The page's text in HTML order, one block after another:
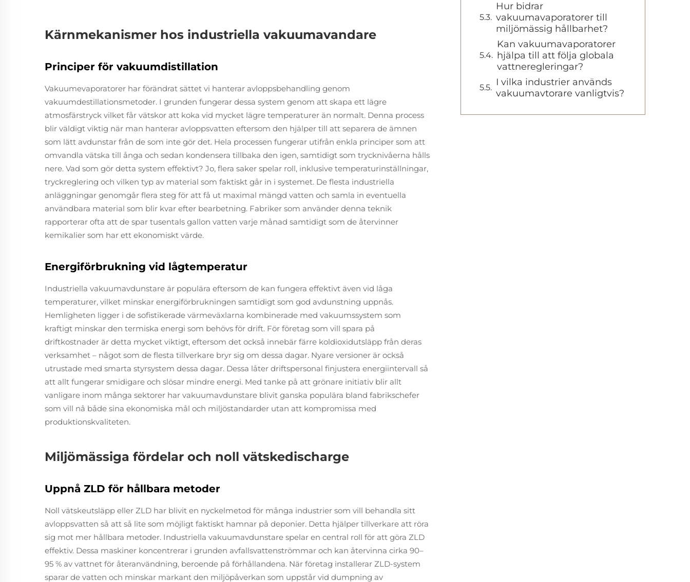
Kärnmekanismer hos industriella vakuumavandare
Principer för vakuumdistillation
Vakuumevaporatorer har förändrat sättet vi hanterar avloppsbehandling genom
vakuumdestillationsmetoder. I grunden fungerar dessa system genom att skapa ett lägre
atmosfärstryck vilket får vätskor att koka vid mycket lägre temperaturer än normalt. Denna process
blir väldigt viktig när man hanterar avloppsvatten eftersom den hjälper till att separera de ämnen
som lätt avdunstar från de som inte gör det. Hela processen fungerar utifrån enkla principer som att
omvandla vätska till ånga och sedan kondensera tillbaka den igen, samtidigt som trycknivåerna hålls
nere. Vad som gör detta system effektivt? Jo, flera saker spelar roll, inklusive temperaturinställningar,
tryckreglering och vilken typ av material som faktiskt går in i systemet. De flesta industriella
anläggningar genomgår flera steg för att få ut maximal mängd vatten och samla in eventuella
användbara material som blir kvar efter bearbetning. Fabriker som använder denna teknik
rapporterar ofta att de spar tusentals gallon vatten varje månad samtidigt som de återvinner
kemikalier som har ett ekonomiskt värde.
Energiförbrukning vid lågtemperatur
Industriella vakuumavdunstare är populära eftersom de kan fungera effektivt även vid låga
temperaturer, vilket minskar energiförbrukningen samtidigt som god avdunstning uppnås.
Hemligheten ligger i de sofistikerade värmeväxlarna kombinerade med vakuumssystem som
kraftigt minskar den termiska energi som behövs för drift. För företag som vill spara på
driftkostnader är detta mycket viktigt, eftersom det också innebär färre koldioxidutsläpp från deras
verksamhet – något som de flesta tillverkare bryr sig om dessa dagar. Nyare versioner är också
utrustade med smarta styrsystem dessa dagar. Dessa låter driftspersonal finjustera energiintervall så
att allt fungerar smidigare och slösar mindre energi. Med tanke på att grönare initiativ blir allt
vanligare inom många sektorer har vakuumavdunstare blivit ganska populära bland fabrikschefer
som vill nå både sina ekonomiska mål och miljöstandarder utan att kompromissa med
produktionskvaliteten.
Miljömässiga fördelar och noll vätskedischarge
Uppnå ZLD för hållbara metoder
Noll vätskeutsläpp eller ZLD har blivit en nyckelmetod för många industrier som vill behandla sitt
avloppsvatten så att så lite som möjligt faktiskt hamnar på deponier. Detta hjälper tillverkare att röra
sig mot mer hållbara metoder. Industriella vakuumavdunstare spelar en central roll för att göra ZLD
effektiv. Dessa maskiner koncentrerar i grunden avfallsvattenströmmar och kan återvinna cirka 90–
95 % av vattnet för återanvändning, beroende på förhållandena. När företag installerar ZLD-system
sparar de vatten och minskar markant den miljöpåverkan som uppstår vid dumpning av
Hur bidrar
vakuumavaporatorer till
miljömässig hållbarhet?
Kan vakuumavaporatorer
hjälpa till att följa globala
vattneregleringar?
I vilka industrier används
vakuumavtorare vanligtvis?